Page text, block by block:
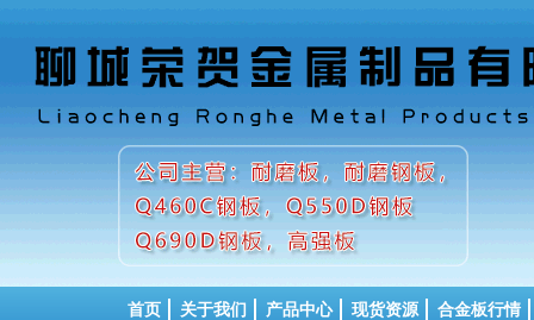
首页 关于我们 产品中心 现货资源 合金板行情